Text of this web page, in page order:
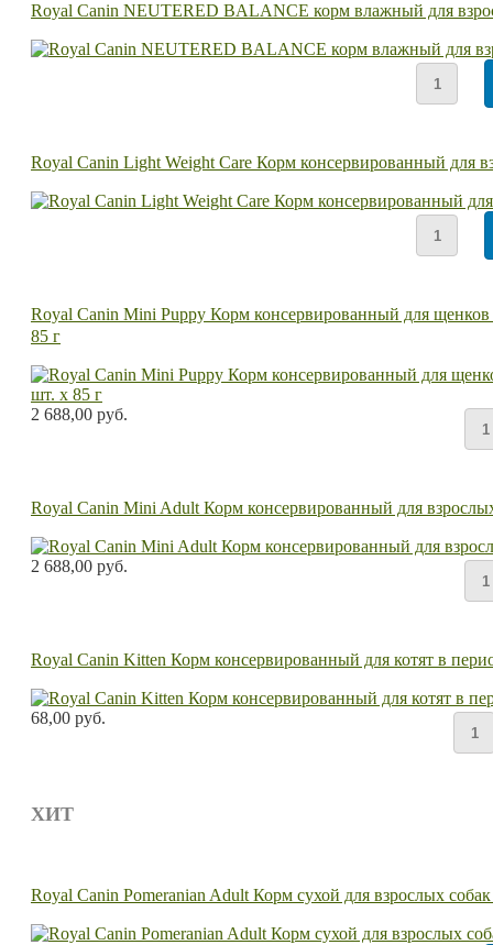
Royal Canin NEUTERED BALANCE корм влажный для
Royal Canin Light Weight Care Корм консервированный для
Royal Canin Mini Puppy Корм консервированный для щенков
85 г
2 688,00 руб.
Royal Canin Mini Adult Корм консервированный для
2 688,00 руб.
Royal Canin Kitten Корм консервированный для котят в
68,00 руб.
ХИТ
Royal Canin Pomeranian Adult Корм сухой для взрослых